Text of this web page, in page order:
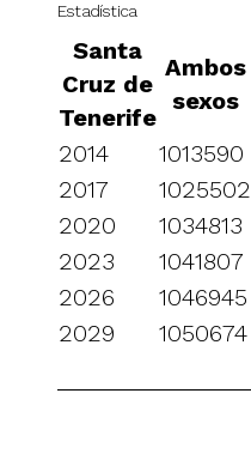
Estadística
Santa
Cruz de
Tenerife
Ambos
sexos
2014 1013590
2017
1025502
2020
1034813
2023
1041807
2026
1046945
2029
1050674